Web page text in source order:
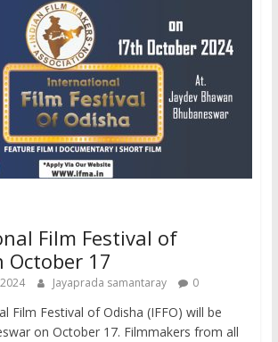
Film Festival of
October 17
Jayaprada samantaray 0
Film Festival of Odisha (IFFO) will be
on October 17. Filmmakers from all